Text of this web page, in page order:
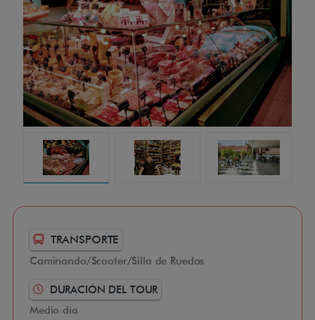
TRANSPORTE
Caminando/Scooter/Silla de Ruedas
DURACIÓN DEL TOUR
Medio día